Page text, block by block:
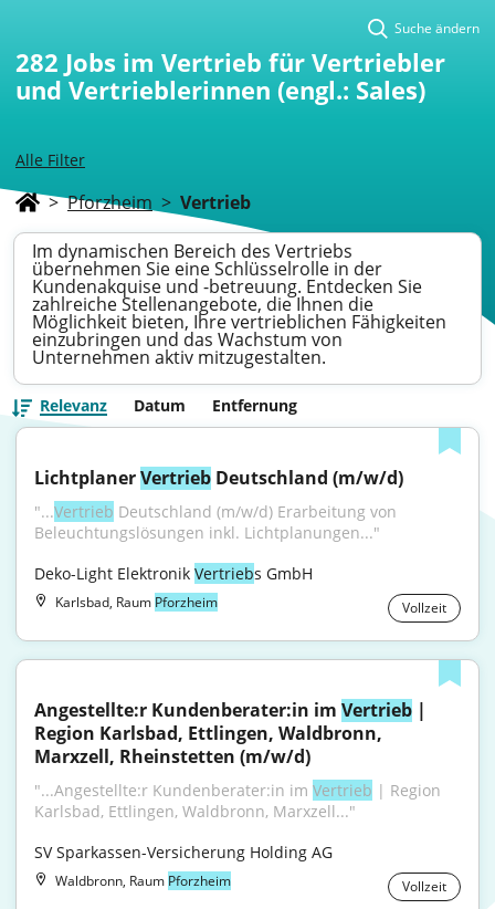
Alle Filter
Suche ändern
282 Jobs im Vertrieb für Vertriebler
und Vertrieblerinnen (engl.: Sales)
> Pforzheim > Vertrieb
Im dynamischen Bereich des Vertriebs
übernehmen Sie eine Schlüsselrolle in der
Kundenakquise und -betreuung. Entdecken Sie
zahlreiche Stellenangebote, die Ihnen die
Möglichkeit bieten, Ihre vertrieblichen Fähigkeiten
einzubringen und das Wachstum von
Unternehmen aktiv mitzugestalten.
Relevanz Datum Entfernung
Lichtplaner Vertrieb Deutschland (m/w/d)
"...Vertrieb Deutschland (m/w/d) Erarbeitung von
Beleuchtungslösungen inkl. Lichtplanungen..."
Deko-Light Elektronik Vertriebs GmbH
Karlsbad, Raum Pforzheim Vollzeit
Angestellte:r Kundenberater:in im Vertrieb |
Region Karlsbad, Ettlingen, Waldbronn,
Marxzell, Rheinstetten (m/w/d)
"...Angestellte:r Kundenberater:in im Vertrieb | Region
Karlsbad, Ettlingen, Waldbronn, Marxzell..."
SV Sparkassen-Versicherung Holding AG
Waldbronn, Raum Pforzheim Vollzeit